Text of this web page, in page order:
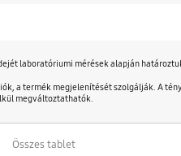
laboratóriumi mérések alapján
a termék megjelenítését szolgálják. A
megváltoztathatók.
Összes tablet